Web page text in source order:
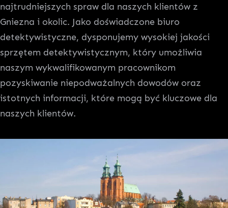
najtrudniejszych spraw dla naszych klientów z
Gniezna i okolic. Jako doświadczone biuro
detektywistyczne, dysponujemy wysokiej jakości
sprzętem detektywistycznym, który umożliwia
naszym wykwalifikowanym pracownikom
pozyskiwanie niepodważalnych dowodów oraz
istotnych informacji, które mogą być kluczowe dla
naszych klientów.